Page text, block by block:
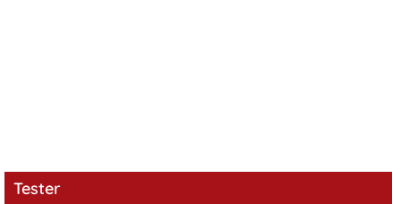
Tester